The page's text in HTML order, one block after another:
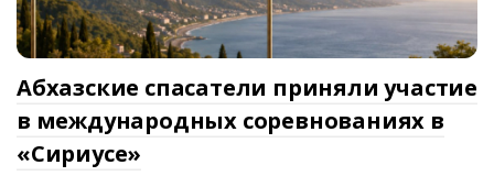
Абхазские спасатели приняли участие
в международных соревнованиях в
«Сириусе»